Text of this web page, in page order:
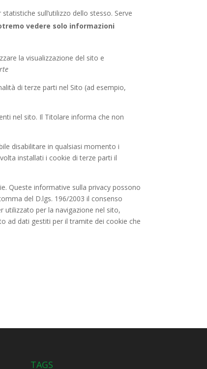
sull’utilizzo dello stesso. Serve
vedere solo informazioni
la visualizzazione del sito e
di terze parti nel Sito (ad esempio,
nel sito. Il Titolare informa che non
disabilitare in qualsiasi momento i
installati i cookie di terze parti il
Queste informative sulla privacy possono
del D.lgs. 196/2003 il consenso
utilizzato per la navigazione nel sito,
ad dati gestiti per il tramite dei cookie che
TAGS